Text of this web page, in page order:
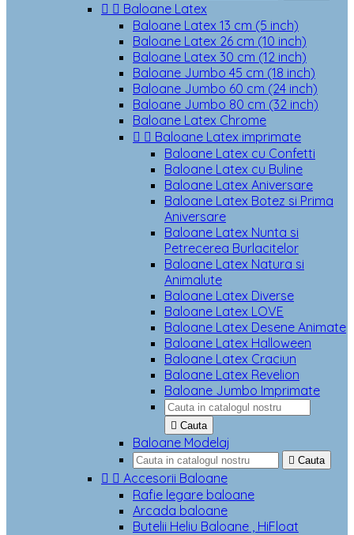
  Baloane Latex
Baloane Latex 13 cm (5 inch)
Baloane Latex 26 cm (10 inch)
Baloane Latex 30 cm (12 inch)
Baloane Jumbo 45 cm (18 inch)
Baloane Jumbo 60 cm (24 inch)
Baloane Jumbo 80 cm (32 inch)
Baloane Latex Chrome
  Baloane Latex imprimate
Baloane Latex cu Confetti
Baloane Latex cu Buline
Baloane Latex Aniversare
Baloane Latex Botez si Prima
Aniversare
Baloane Latex Nunta si
Petrecerea Burlacitelor
Baloane Latex Natura si
Animalute
Baloane Latex Diverse
Baloane Latex LOVE
Baloane Latex Desene Animate
Baloane Latex Halloween
Baloane Latex Craciun
Baloane Latex Revelion
Baloane Jumbo Imprimate
 Cauta
Baloane Modelaj
 Cauta
  Accesorii Baloane
Rafie legare baloane
Arcada baloane
Butelii Heliu Baloane , HiFloat